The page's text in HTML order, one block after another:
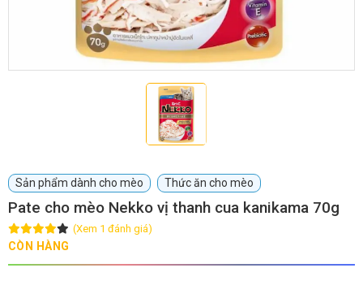
Khách sạn chó mèo
Dịch vụ mua bán chó
mèo
Dịch vụ phối giống chó
mèo
TIN TỨC
Sản phẩm dành cho mèo Thức ăn cho mèo
Pate cho mèo Nekko vị thanh cua kanikama 70g
(Xem 1 đánh giá)
CÒN HÀNG